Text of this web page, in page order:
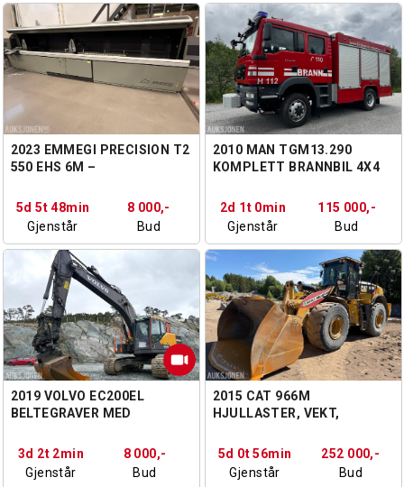
2023 EMMEGI PRECISION T2
550 EHS 6M –
GJÆRSAG – 6 METER –
HIGH SPEED
5d 5t 48min
Gjenstår
8 000,-
Bud
2010 MAN TGM13.290
KOMPLETT BRANNBIL 4X4
2d 1t 0min
Gjenstår
115 000,-
Bud
2019 VOLVO EC200EL
BELTEGRAVER MED
OILQUICK, GPS OG 2
SKUFFER
3d 2t 2min
Gjenstår
8 000,-
Bud
2015 CAT 966M
HJULLASTER, VEKT,
HISTORIKK
5d 0t 56min
Gjenstår
252 000,-
Bud